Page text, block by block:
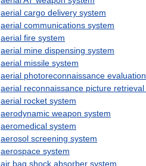
aerial cargo delivery system
aerial communications system
aerial fire system
aerial mine dispensing system
aerial missile system
aerial photoreconnaissance evaluation
aerial reconnaissance picture retrieval
aerial rocket system
aerodynamic weapon system
aeromedical system
aerosol screening system
aerospace system
air bag shock absorber system